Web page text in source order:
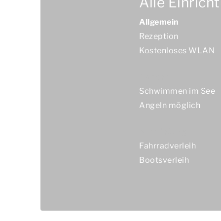
Allgemein
Rezeption
Kostenloses WLAN
Schwimmen im See
Angeln möglich
Fahrradverleih
Bootsverleih